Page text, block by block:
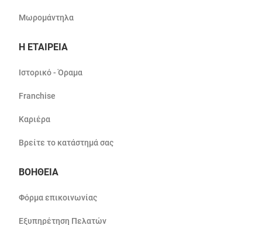
Μωρομάντηλα
Η ΕΤΑΙΡΕΙΑ
Ιστορικό - Όραμα
Franchise
Καριέρα
Βρείτε το κατάστημά σας
ΒΟΗΘΕΙΑ
Φόρμα επικοινωνίας
Εξυπηρέτηση Πελατών